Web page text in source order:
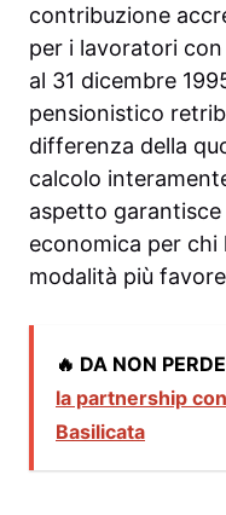
contribuzione
per i lavoratori
al 31 dicembre
pensionistico
differenza della
calcolo
aspetto
economica per
modalità più
🔥 DA NON
la partnership
Basilicata